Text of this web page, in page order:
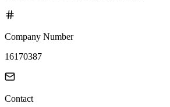
Company Number
16170387
Contact